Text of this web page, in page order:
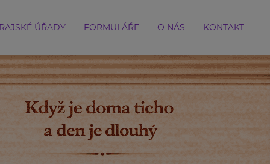
ÚŘADY FORMULÁŘE O NÁS KONTAKT